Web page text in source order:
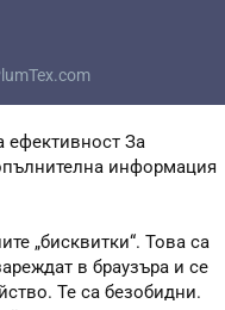
ефективност За
информация
„бисквитки“. Това са
в браузъра и се
Те са безобидни.